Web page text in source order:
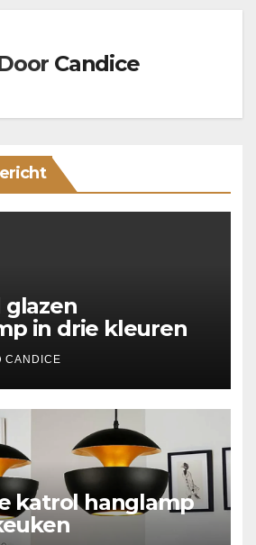
Candice
glazen
in drie kleuren
CANDICE
katrol hanglamp